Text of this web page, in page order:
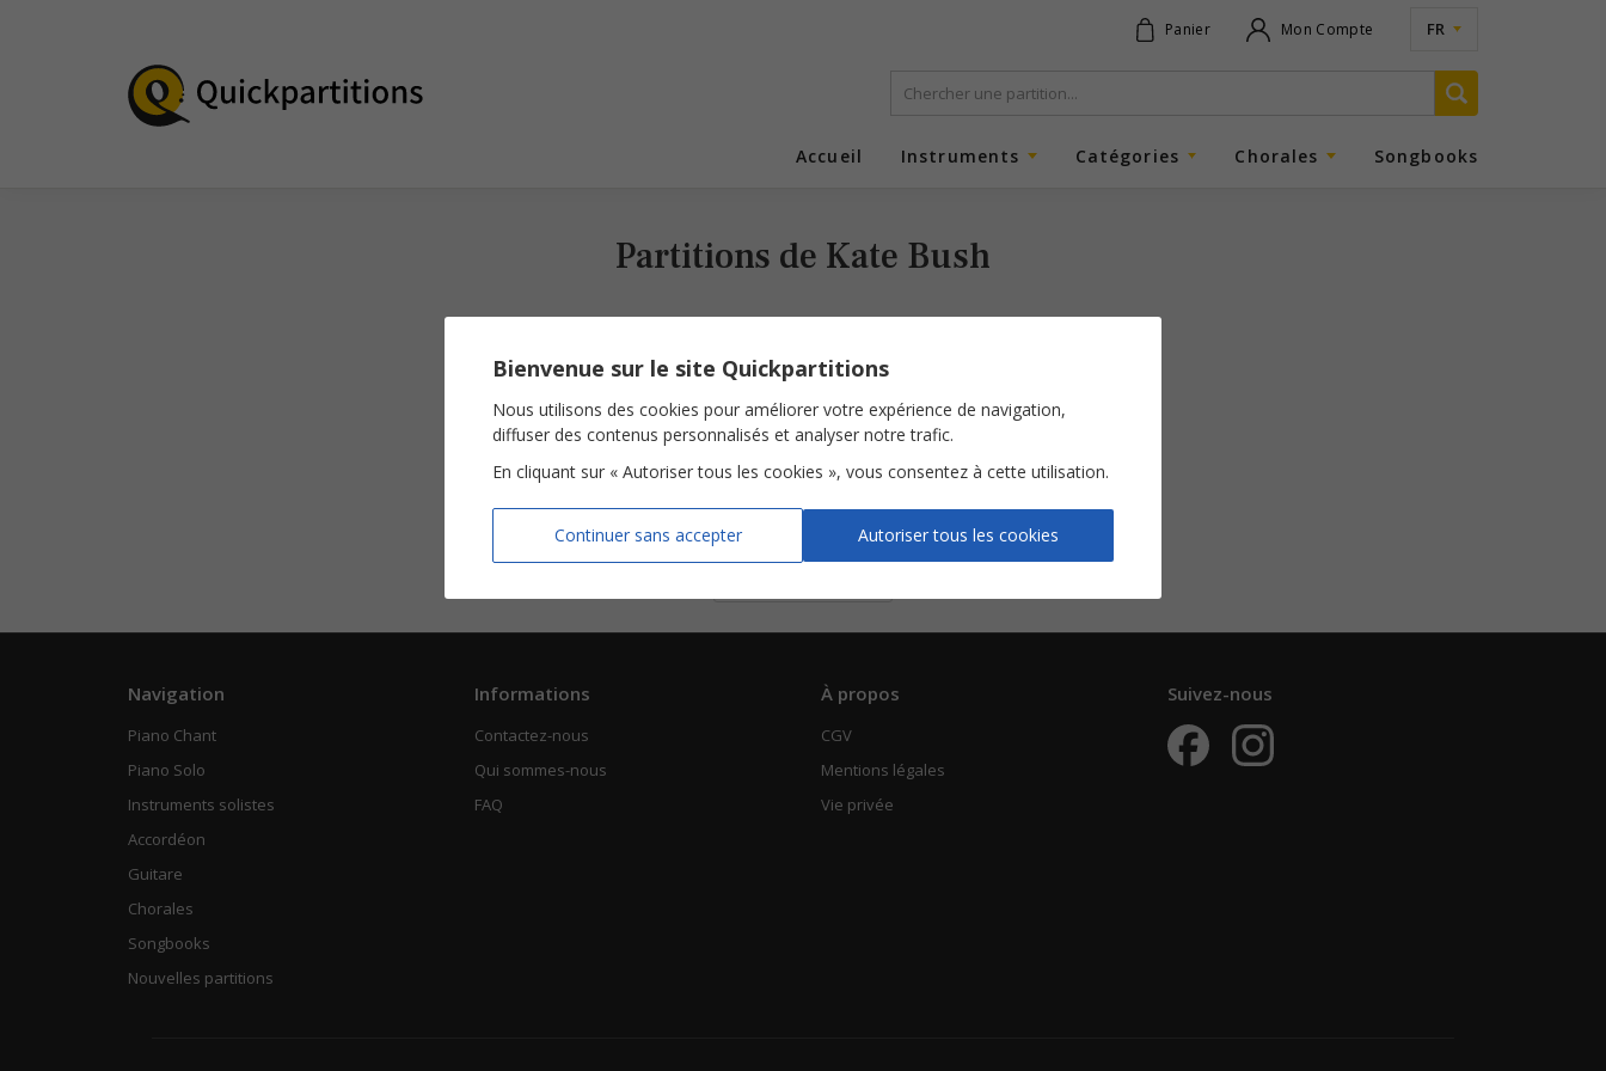
Panier Mon Compte FR
Accueil Instruments Catégories Chorales Songbooks
Partitions de Kate Bush
Running Up That Hill
Navigation
Piano Chant
Piano Solo
Instruments solistes
Accordéon
Guitare
Chorales
Songbooks
Nouvelles partitions
Informations
Contactez-nous
Qui sommes-nous
FAQ
À propos
CGV
Mentions légales
Vie privée
Suivez-nous
Bienvenue sur le site Quickpartitions
Nous utilisons des cookies pour améliorer votre expérience de navigation,
diffuser des contenus personnalisés et analyser notre trafic.
En cliquant sur « Autoriser tous les cookies », vous consentez à cette utilisation.
Continuer sans accepter Autoriser tous les cookies